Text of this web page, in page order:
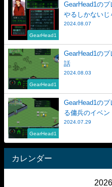
GearHead1
GearHead1の
やるしかないじ
2024.08.07
GearHead1
GearHead1の
話
2024.08.03
GearHead1
GearHead1の
る傭兵のイベン
2024.07.29
カレンダー